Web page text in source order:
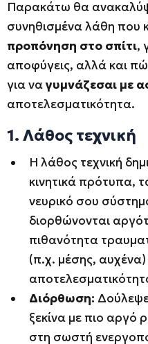
Παρακάτω θα
συνηθισμένα λάθη που
προπόνηση στο σπίτι,
αποφύγεις, αλλά και
για ναγυμνάζεσαι με
αποτελεσματικότητα.
1. Λάθος τεχνική
Η λάθος τεχνική
κινητικά πρότυπα,
νευρικό σου
διορθώνονται
πιθανότητα
(π.χ. μέσης, αυχένα)
Διόρθωση:
ξεκίνα με πιο αργό
στη σωστή